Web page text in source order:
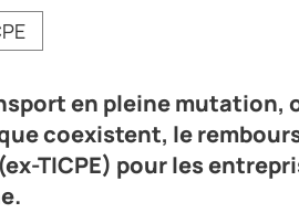
article, le projet de loi de finances
mesure visant à réduire le
en pleine
coexistent, le
TICPE) pour les